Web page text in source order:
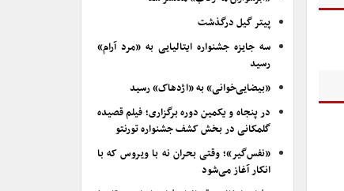
پیتر گیل درگذشت
سه جایزه جشنواره ایتالیایی به «مرد آرام»
رسید
«بیضایی‌خوانی» به «اژدهاک» رسید
در پنجاه و یکمین دوره برگزاری؛ فیلم قصیده
گلمکانی در بخش کشف جشنواره تورنتو
«نفس‌گیر»؛ وقتی بحران نه با ویروس که با
انکار آغاز می‌شود